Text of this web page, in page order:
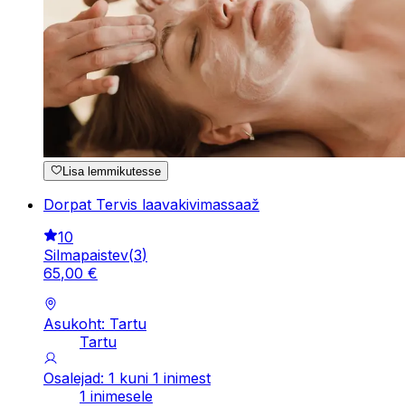
Lisa lemmikutesse
Dorpat Tervis laavakivimassaaž
10
Silmapaistev(3)
65,00 €
Asukoht: Tartu
Tartu
Osalejad: 1 kuni 1 inimest
1 inimesele